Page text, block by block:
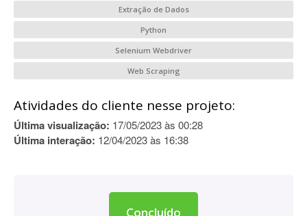
Extração de Dados
Python
Selenium Webdriver
Web Scraping
Atividades do cliente nesse projeto:
Última visualização: 17/05/2023 às 00:28
Última interação: 12/04/2023 às 16:38
Concluído